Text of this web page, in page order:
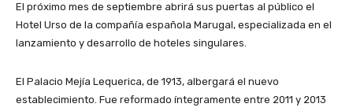
El próximo mes de septiembre abrirá sus puertas al público el
Hotel Urso de la compañía española Marugal, especializada en el
lanzamiento y desarrollo de hoteles singulares.
El Palacio Mejía Lequerica, de 1913, albergará el nuevo
establecimiento. Fue reformado íntegramente entre 2011 y 2013